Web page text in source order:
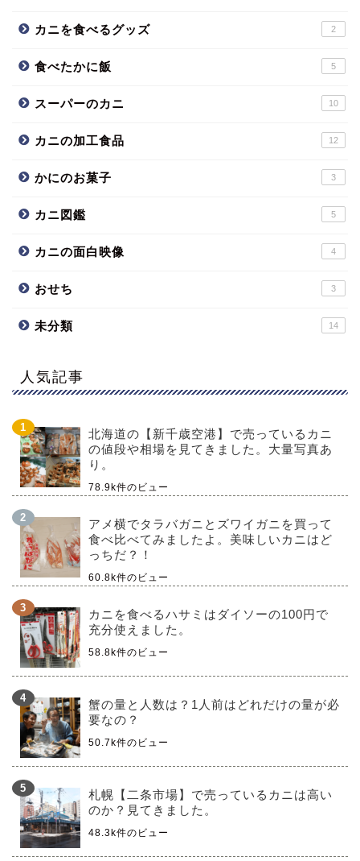
カニを食べるグッズ 2
食べたかに飯 5
スーパーのカニ 10
カニの加工食品 12
かにのお菓子 3
カニ図鑑 5
カニの面白映像 4
おせち 3
未分類 14
人気記事
北海道の【新千歳空港】で売っているカニ
の値段や相場を見てきました。大量写真あ
り。
78.9k件のビュー
アメ横でタラバガニとズワイガニを買って
食べ比べてみましたよ。美味しいカニはど
っちだ？！
60.8k件のビュー
カニを食べるハサミはダイソーの100円で
充分使えました。
58.8k件のビュー
蟹の量と人数は？1人前はどれだけの量が必
要なの？
50.7k件のビュー
札幌【二条市場】で売っているカニは高い
のか？見てきました。
48.3k件のビュー